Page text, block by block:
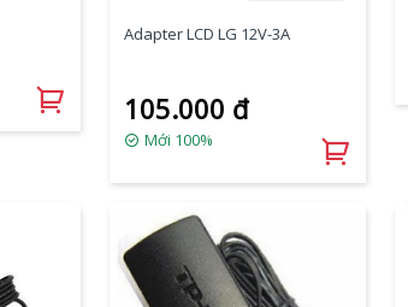
Adapter LCD LG 12V-3A
105.000 đ
Mới 100%